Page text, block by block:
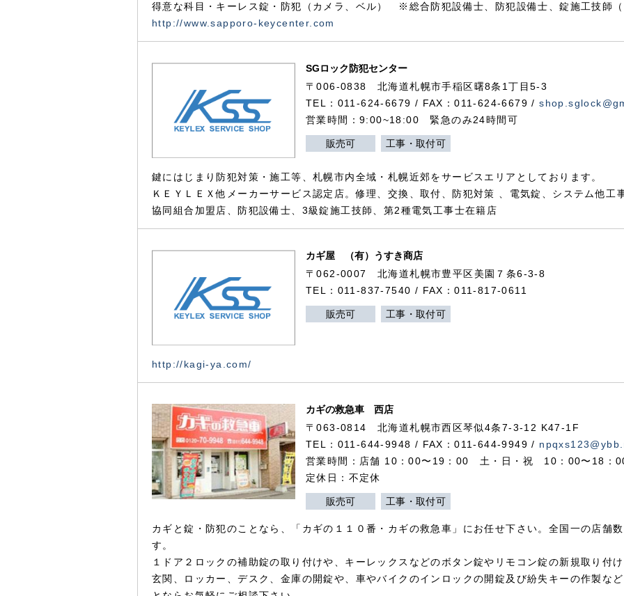
得意な科目・キーレス錠・防犯（カメラ、ベル） ※総合防犯設備士、防犯設備士、錠施工技師
http://www.sapporo-keycenter.com
SGロック防犯センター
〒006-0838 北海道札幌市手稲区曙8条1丁目5-3
TEL：011-624-6679 / FAX：011-624-6679 /
営業時間：9:00~18:00 緊急のみ24時間可
販売可 工事・取付可
鍵にはじまり防犯対策・施工等、札幌市内全域・札幌近郊をサービスエリアとしております。
ＫＥＹＬＥＸ他メーカーサービス認定店。修理、交換、取付、防犯対策 、電気錠、システム他工
協同組合加盟店、防犯設備士、3級錠施工技師、第2種電気工事士在籍店
カギ屋 （有）うすき商店
〒062-0007 北海道札幌市豊平区美園７条6-3-8
TEL：011-837-7540 / FAX：011-817-0611
販売可 工事・取付可
http://kagi-ya.com/
カギの救急車 西店
〒063-0814 北海道札幌市西区琴似4条7-3-12 K47-1F
TEL：011-644-9948 / FAX：011-644-9949 /
営業時間：店舗 10：00〜19：00 土・日・祝 10：00〜18：
定休日：不定休
販売可 工事・取付可
カギと錠・防犯のことなら、「カギの１１０番・カギの救急車」にお任せ下さい。全国一の店舗
す。
１ドア２ロックの補助錠の取り付けや、キーレックスなどのボタン錠やリモコン錠の新規取り付
玄関、ロッカー、デスク、金庫の開錠や、車やバイクのインロックの開錠及び紛失キーの作製な